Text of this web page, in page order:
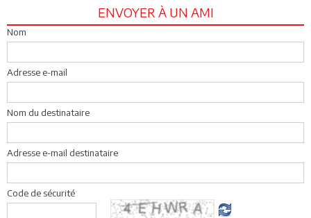
ENVOYER À UN AMI
Nom
Adresse e-mail
Nom du destinataire
Adresse e-mail destinataire
Code de sécurité